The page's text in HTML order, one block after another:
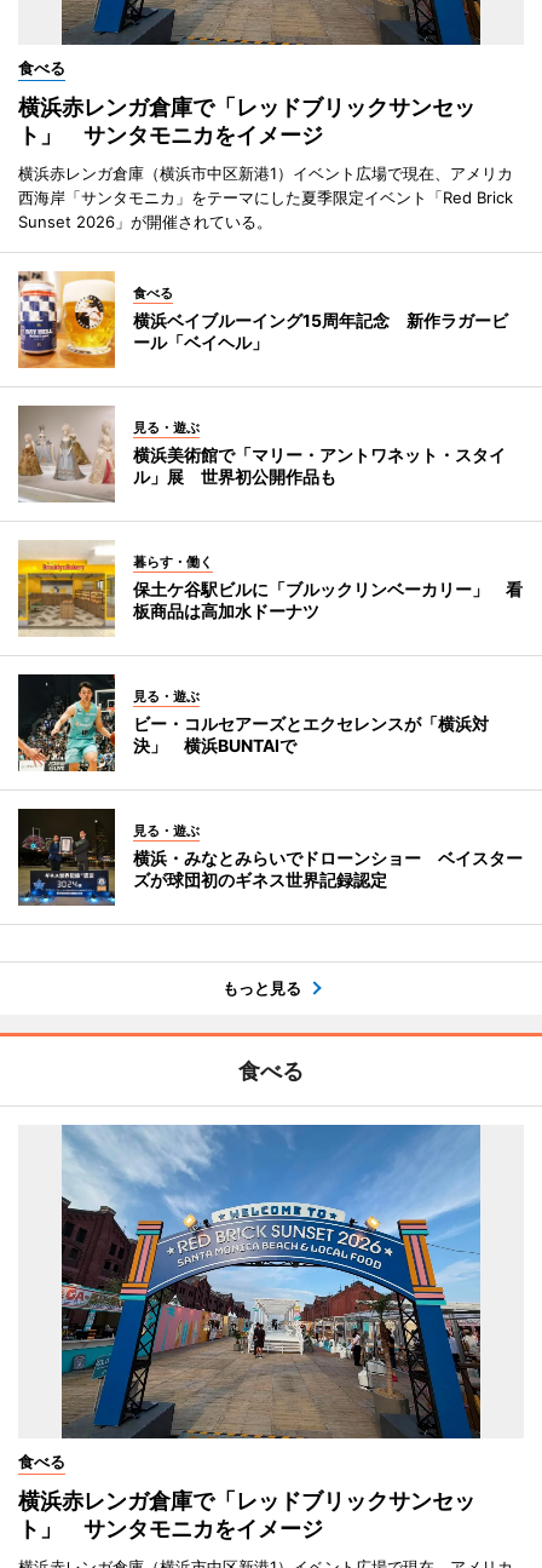
食べる
横浜赤レンガ倉庫で「レッドブリックサンセッ
ト」 サンタモニカをイメージ
横浜赤レンガ倉庫（横浜市中区新港1）イベント広場で現在、アメリカ
西海岸「サンタモニカ」をテーマにした夏季限定イベント「Red Brick
Sunset 2026」が開催されている。
食べる
横浜ベイブルーイング15周年記念 新作ラガービ
ール「ベイヘル」
見る・遊ぶ
横浜美術館で「マリー・アントワネット・スタイ
ル」展 世界初公開作品も
暮らす・働く
保土ケ谷駅ビルに「ブルックリンベーカリー」 看
板商品は高加水ドーナツ
見る・遊ぶ
ビー・コルセアーズとエクセレンスが「横浜対
決」 横浜BUNTAIで
見る・遊ぶ
横浜・みなとみらいでドローンショー ベイスター
ズが球団初のギネス世界記録認定
もっと見る
食べる
食べる
横浜赤レンガ倉庫で「レッドブリックサンセッ
ト」 サンタモニカをイメージ